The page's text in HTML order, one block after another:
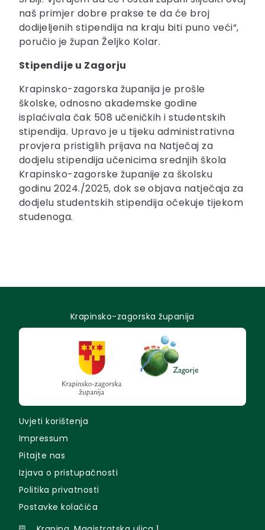
naš primjer dobre prakse te da će broj
dodijeljenih stipendija na kraju biti puno veći“,
poručio je župan Željko Kolar.
Stipendije u Zagorju
Krapinsko-zagorska županija je prošle
školske, odnosno akademske godine
isplaćivala čak 508 učeničkih i studentskih
stipendija. Upravo je u tijeku administrativna
provjera pristiglih prijava na Natječaj za
dodjelu stipendija učenicima srednjih škola
Krapinsko-zagorske županije za školsku
godinu 2024./2025, dok se objava natječaja za
dodjelu studentskih stipendija očekuje tijekom
studenoga.
Krapinsko-zagorska županija
Uvjeti korištenja
Impressum
Pitajte nas
Izjava o pristupačnosti
Politika privatnosti
Postavke kolačića